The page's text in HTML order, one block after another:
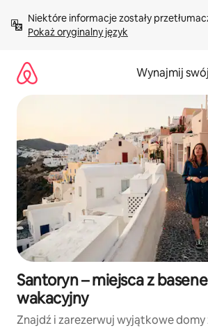
treści Pokaż oryginalny język
Wynajmij
Santoryn – miejsca z
wakacyjny
Znajdź i zarezerwuj wyjątkowe domy